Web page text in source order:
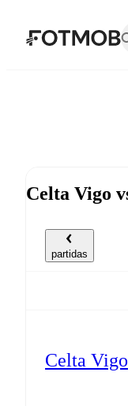
Celta Vigo
partidas
Celta Vigo